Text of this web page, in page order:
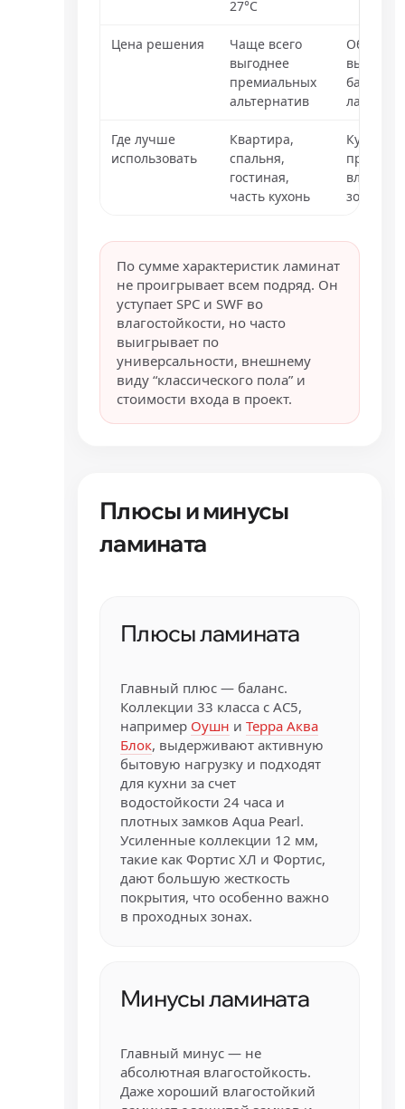
27°C
Цена решения
Чаще всего
выгоднее
премиальных
альтернатив
Обычно
выше
базового
Где лучше
использовать
Квартира,
спальня,
гостиная,
часть кухонь
Кухня,
влажные
зоны
По сумме характеристик ламинат
не проигрывает всем подряд. Он
уступает SPC и SWF во
влагостойкости, но часто
выигрывает по
универсальности, внешнему
виду “классического пола” и
стоимости входа в проект.
Плюсы и минусы
ламината
Плюсы ламината
Главный плюс — баланс.
Коллекции 33 класса с AC5,
например Оушн иТерра Аква
Блок, выдерживают активную
бытовую нагрузку и подходят
для кухни за счет
водостойкости 24 часа и
плотных замков Aqua Pearl.
Усиленные коллекции 12 мм,
такие как Фортис ХЛ и Фортис,
дают большую жесткость
покрытия, что особенно важно
в проходных зонах.
Минусы ламината
Главный минус — не
абсолютная влагостойкость.
Даже хороший влагостойкий